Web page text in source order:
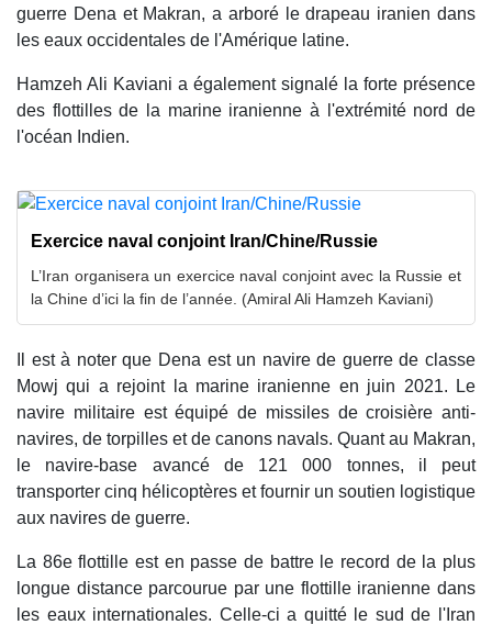
guerre Dena et Makran, a arboré le drapeau iranien dans
les eaux occidentales de l'Amérique latine.
Hamzeh Ali Kaviani a également signalé la forte présence
des flottilles de la marine iranienne à l'extrémité nord de
l'océan Indien.
Exercice naval conjoint Iran/Chine/Russie
L’Iran organisera un exercice naval conjoint avec la Russie et
la Chine d’ici la fin de l’année. (Amiral Ali Hamzeh Kaviani)
Il est à noter que Dena est un navire de guerre de classe
Mowj qui a rejoint la marine iranienne en juin 2021. Le
navire militaire est équipé de missiles de croisière anti-
navires, de torpilles et de canons navals. Quant au Makran,
le navire-base avancé de 121 000 tonnes, il peut
transporter cinq hélicoptères et fournir un soutien logistique
aux navires de guerre.
La 86e flottille est en passe de battre le record de la plus
longue distance parcourue par une flottille iranienne dans
les eaux internationales. Celle-ci a quitté le sud de l'Iran